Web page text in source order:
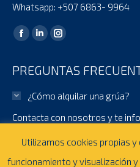
Whatsapp: +507 6863- 9964
Encuéntranos en:
Facebook
opens
new
window
Linkedin
opens
window
Instagram
opens
new
window
PREGUNTAS
¿Cómo alquilar una grúa?
Contacta con nosotros y te
¿Durante cuanto tiempo se
¿Qué sucede si se
Utilizamos cookies propias
funcionamiento y visualización